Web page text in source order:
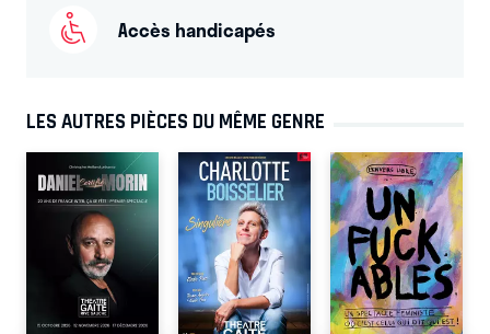
Accès handicapés
LES AUTRES PIÈCES DU MÊME GENRE